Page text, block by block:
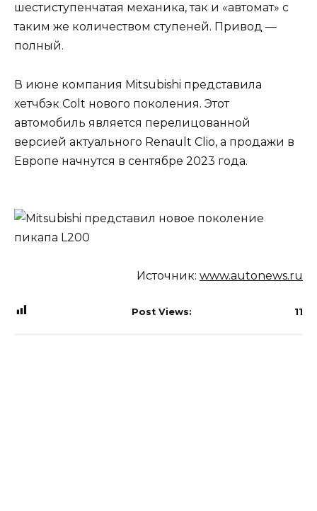
шестиступенчатая механика, так и «автомат» с
таким же количеством ступеней. Привод —
полный.
В июне компания Mitsubishi представила
хетчбэк Colt нового поколения. Этот
автомобиль является перелицованной
версией актуального Renault Clio, а продажи в
Европе начнутся в сентябре 2023 года.
Источник: www.autonews.ru
Post Views: 11